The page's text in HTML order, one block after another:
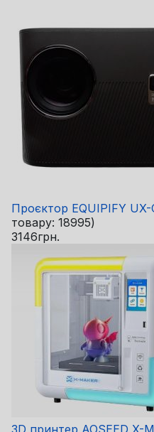
Проєктор EQUIPIFY UX-
товару: 18995)
3146грн.
3D принтер AOSEED X-